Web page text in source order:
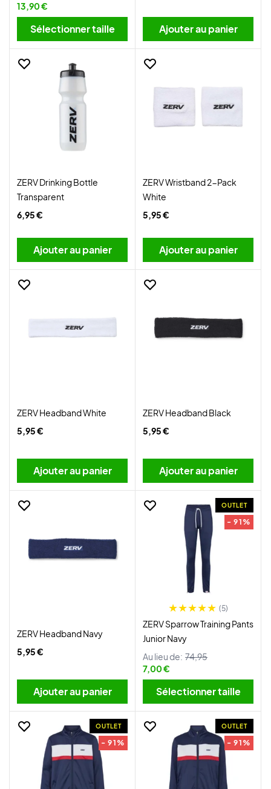
13,90 €
Sélectionner taille Ajouter au panier
ZERV Drinking Bottle
Transparent
6,95 €
Ajouter au panier
ZERV Wristband 2-Pack
White
5,95 €
Ajouter au panier
ZERV Headband White
5,95 €
Ajouter au panier
ZERV Headband Black
5,95 €
Ajouter au panier
ZERV Headband Navy
5,95 €
Ajouter au panier
OUTLET
- 91%
(5)
ZERV Sparrow Training Pants
Junior Navy
Au lieu de: 74,95
7,00 €
Sélectionner taille
OUTLET
- 91%
OUTLET
- 91%